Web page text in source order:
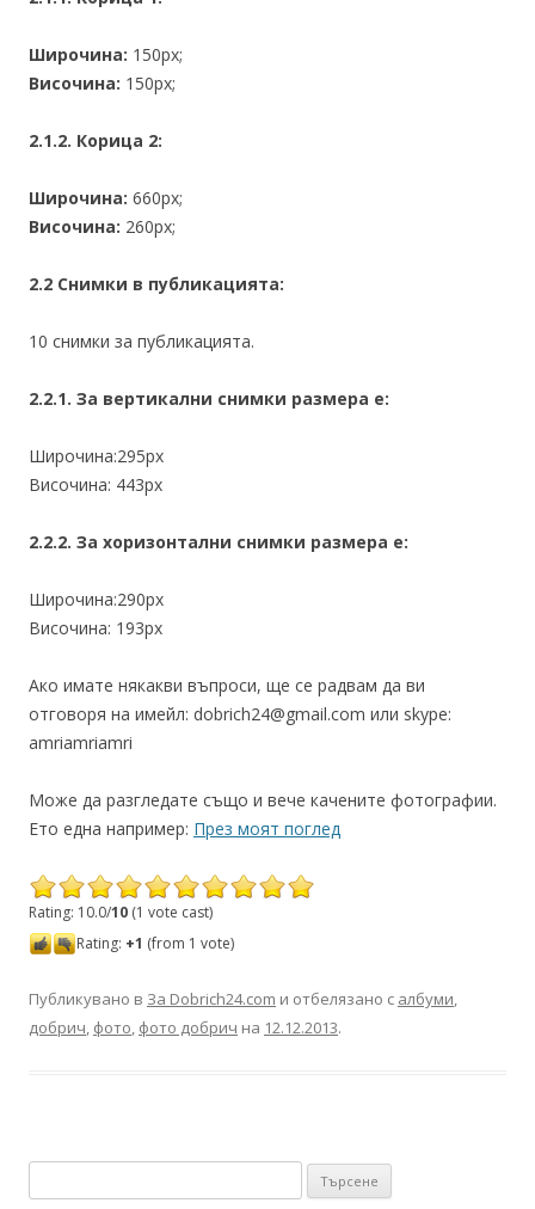
Широчина: 150px;
Височина: 150px;
2.1.2. Корица 2:
Широчина: 660px;
Височина: 260px;
2.2 Снимки в публикацията:
10 снимки за публикацията.
2.2.1. За вертикални снимки размера е:
Широчина:295px
Височина: 443px
2.2.2. За хоризонтални снимки размера е:
Широчина:290px
Височина: 193px
Ако имате някакви въпроси, ще се радвам да ви
отговоря на имейл: dobrich24@gmail.com или skype:
amriamriamri
Може да разгледате също и вече качените фотографии.
Ето една например: През моят поглед
Rating: 10.0/10 (1 vote cast)
Rating: +1 (from 1 vote)
Публикувано в За Dobrich24.com и отбелязано с албуми,
добрич, фото, фото добрич на 12.12.2013.